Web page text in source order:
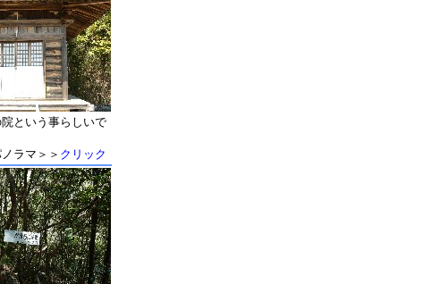
という事らしいで
ラマ＞＞ クリック